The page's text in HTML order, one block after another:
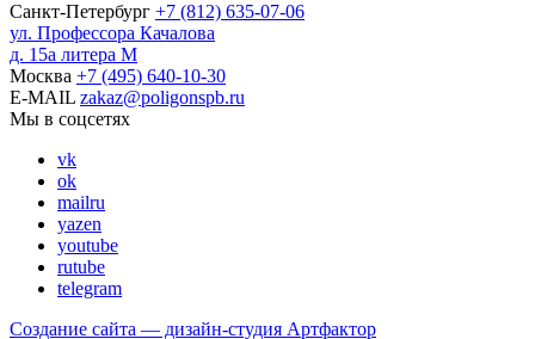
Санкт-Петербург +7 (812) 635-07-06
ул. Профессора Качалова
д. 15а литера М
Москва +7 (495) 640-10-30
E-MAIL zakaz@poligonspb.ru
Мы в соцсетях
vk
ok
mailru
yazen
youtube
rutube
telegram
Создание сайта — дизайн-студия Артфактор